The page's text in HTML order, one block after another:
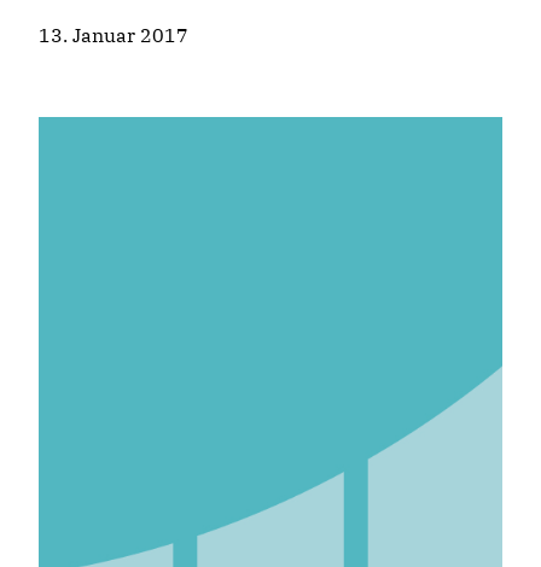
13. Januar 2017